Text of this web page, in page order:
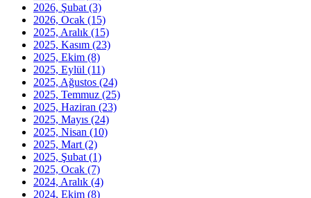
2026, Şubat (3)
2026, Ocak (15)
2025, Aralık (15)
2025, Kasım (23)
2025, Ekim (8)
2025, Eylül (11)
2025, Ağustos (24)
2025, Temmuz (25)
2025, Haziran (23)
2025, Mayıs (24)
2025, Nisan (10)
2025, Mart (2)
2025, Şubat (1)
2025, Ocak (7)
2024, Aralık (4)
2024, Ekim (8)